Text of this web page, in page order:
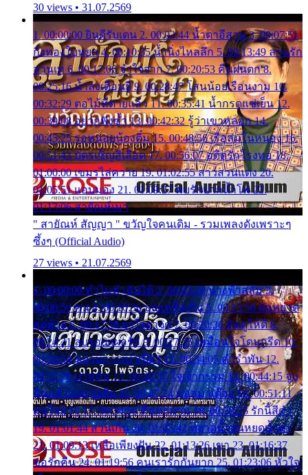
30 views • 31.07.2569
1. 00:00:00 ยินดีรับเดน 2. 00:03:44 น้ำตาอีสาน 3. 00:07:51
กิ่งทองใบหยก 4. 00:10:35 น้ำนิ่งไหลลึก 5. 00:13:49 ลานรัก
ลานเท 6. 00:17:06 จำใจจาก 7. 00:20:53 คืนฝนตก 8.
00:25:16 น้ำลงเดือนยี่ 9. 00:28:47 โสนน้อยเรือนงาม 10.
00:32:29 ตอไม้ที่ตายแล้ว 11. 00:35:41 น้ำกรดแช่เย็น 12.
00:39:08 อยากฟังซ้ำ 13. 00:42:32 รู้ว่าเขาหลอก 14.
00:45:25 รอหน่อยน้องติ๋ม 15. 00:48:56 เรือล่มในหนอง 16.
00:51:43 บัตรเชิญสีเลือด 17. 00:56:07 อดีตรักโรงทอ 18.
01:00:00 เขมรไล่ควาย 19. 01:02:55 สาวสวนแตง 20.
01:05:51 แอบมอง 21. 01:09:27 พบรักปากน้ำโพ 22.
01:13:06 สายัณห์เมา
" สายัณห์ สัญญา " ขวัญใจคนเดิม - รวมเพลงดังเพราะๆ
ซึ้งๆ (Official Audio)
27 views • 21.07.2569
1. 00:00:00 ทำไมทำฉันได้ 2. 00:03:20 นางฟ้าสลัม 3.
00:06:50 คน 4. 00:10:36 บุญเหลือเกิน 5. 00:13:58 ฝนหยาด
สุดท้าย 6. 00:17:30 ยาใจยาจก 7. 00:20:30 คิดดูให้ดี 8.
00:24:21 ลบรอยแผลรัก 9. 00:27:35 เหมือนใจโดนกรีด 10.
00:30:54 ขบวนการเปาเปียว 11. 00:34:05 คำรำพัน 12.
00:37:20 ปาหนัน 13. 00:40:37 ใจเจ้ากรรม 14. 00:44:15 จูบ
ฉันแล้วจงตายเสีย 15. 00:47:24 ขอสูมาเต๊อะ 16. 00:51:11
คนใจมาร 17. 00:54:50 คืนทรมาน 18. 00:58:25 รักนี้สีดำ
19. 01:01:44 ส่วนเกิน 20. 01:05:42 หยาดน้ำฝนหยดน้ำตา
21. 01:09:13 เหลือเพียงฝัน 22. 01:13:26 เขา 23. 01:16:37
ขอรักคืน 24. 01:19:56 คนเรารักกันยาก 25. 01:23:06 หัวใจ